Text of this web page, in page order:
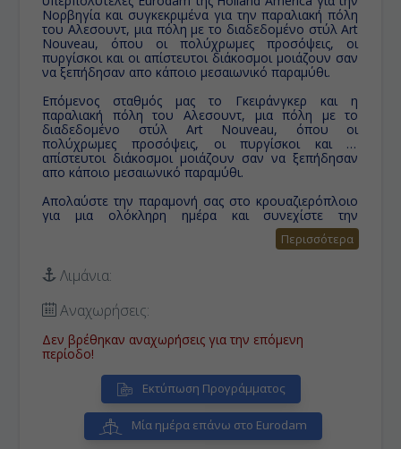
Νορβηγία και συγκεκριμένα για την παραλιακή πόλη
του Αλεσουντ, μια πόλη με το διαδεδομένο στύλ Art
Nouveau, όπου οι πολύχρωμες προσόψεις, οι
πυργίσκοι και οι απίστευτοι διάκοσμοι μοιάζουν σαν
να ξεπήδησαν απο κάποιο μεσαιωνικό παραμύθι.
Επόμενος σταθμός μας το Γκειράνγκερ και η
παραλιακή πόλη του Αλεσουντ, μια πόλη με το
διαδεδομένο στύλ Art Nouveau, όπου οι
πολύχρωμες προσόψεις, οι πυργίσκοι και οι
απίστευτοι διάκοσμοι μοιάζουν σαν να ξεπήδησαν
απο κάποιο μεσαιωνικό παραμύθι.
Απολαύστε την παραμονή σας στο κρουαζιερόπλοιο
για μια ολόκληρη ημέρα και συνεχίστε την
κρουαζιέρα σας στην φιλόξενη και κλασσική
παραλείψετε για κανέναν λόγο να ανεβείτε στην
κορυφή του όρους Όρους Φλόιεν, πάνω απο 300
μέτρα πάνω από το επίπεδο της θάλασσας για να
απολαύσετε μια θέα που ίσως να μην ξαναδείτε στην
ζωή σας, την θέα του λιμανιού, των φιορδ και των
βουνών της Νορβηγίας.
Τελευταίος μαγικός και αξέχαστος σταθμός της
κρουαζιέρας σας το Ειντφιορδ,με μοναδικό φυσικό
περιβάλλον, μικρές αποστάσεις και μεγάλες
αντιθέσεις, όπου οι επισκέπτες μπορούν να βρούν
την γαλήνη κοντά στη φύση.
Περισσότερα
Λιμάνια:
Αναχωρήσεις:
Δεν βρέθηκαν αναχωρήσεις για την επόμενη
περίοδο!
Εκτύπωση Προγράμματος
Μία ημέρα επάνω στο Eurodam